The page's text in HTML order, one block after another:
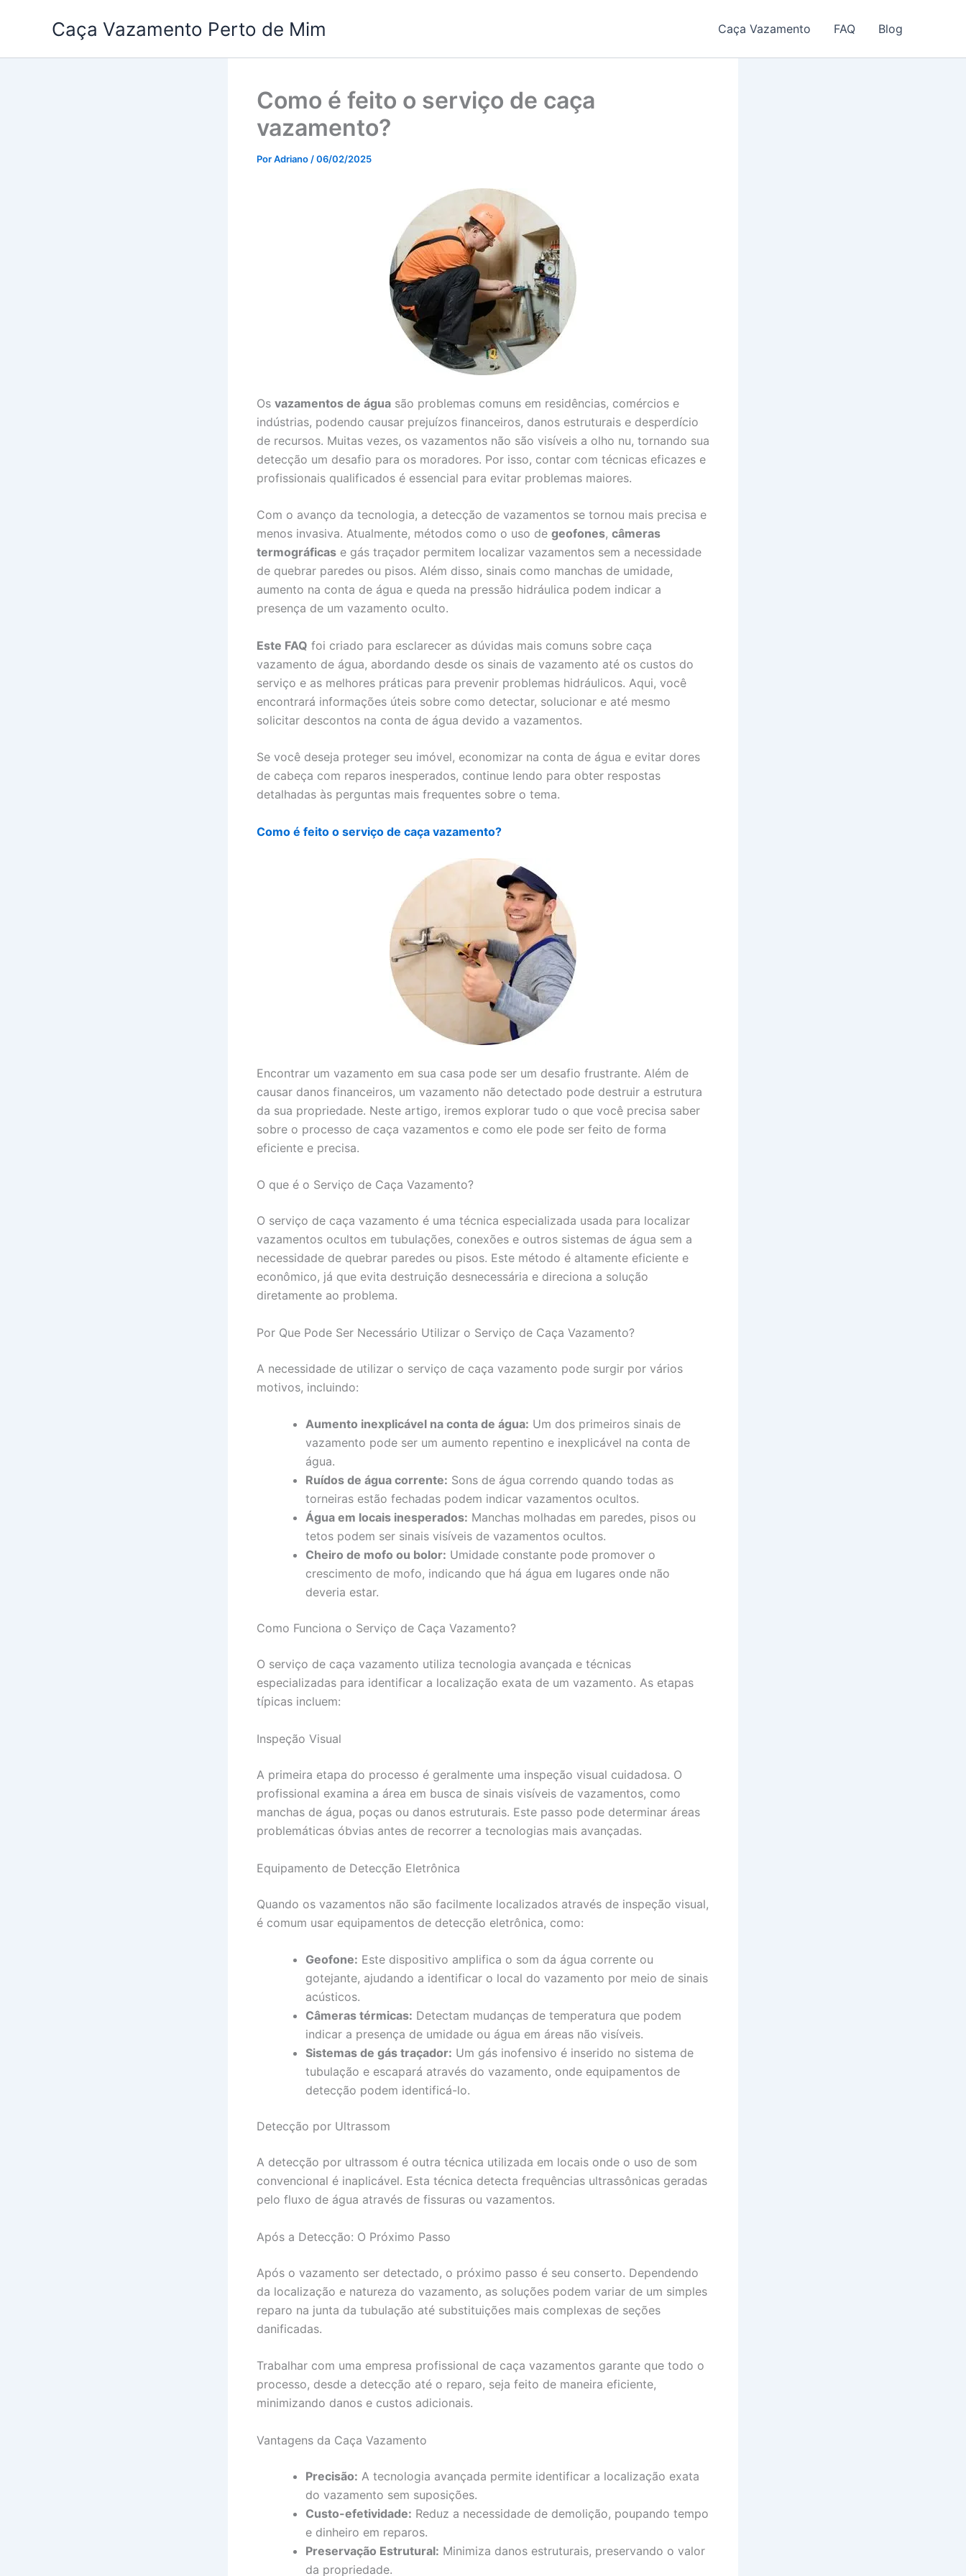
Caça Vazamento Perto de Mim Caça Vazamento FAQ Blog
Como é feito o serviço de caça
vazamento?
PorAdriano /06/02/2025
Os vazamentos de água são problemas comuns em residências, comércios e
indústrias, podendo causar prejuízos financeiros, danos estruturais e desperdício
de recursos. Muitas vezes, os vazamentos não são visíveis a olho nu, tornando sua
detecção um desafio para os moradores. Por isso, contar com técnicas eficazes e
profissionais qualificados é essencial para evitar problemas maiores.
Com o avanço da tecnologia, a detecção de vazamentos se tornou mais precisa e
menos invasiva. Atualmente, métodos como o uso de geofones, câmeras
termográficas e gás traçador permitem localizar vazamentos sem a necessidade
de quebrar paredes ou pisos. Além disso, sinais como manchas de umidade,
aumento na conta de água e queda na pressão hidráulica podem indicar a
presença de um vazamento oculto.
Este FAQ foi criado para esclarecer as dúvidas mais comuns sobre caça
vazamento de água, abordando desde os sinais de vazamento até os custos do
serviço e as melhores práticas para prevenir problemas hidráulicos. Aqui, você
encontrará informações úteis sobre como detectar, solucionar e até mesmo
solicitar descontos na conta de água devido a vazamentos.
Se você deseja proteger seu imóvel, economizar na conta de água e evitar dores
de cabeça com reparos inesperados, continue lendo para obter respostas
detalhadas às perguntas mais frequentes sobre o tema.
Como é feito o serviço de caça vazamento?
Encontrar um vazamento em sua casa pode ser um desafio frustrante. Além de
causar danos financeiros, um vazamento não detectado pode destruir a estrutura
da sua propriedade. Neste artigo, iremos explorar tudo o que você precisa saber
sobre o processo de caça vazamentos e como ele pode ser feito de forma
eficiente e precisa.
O que é o Serviço de Caça Vazamento?
O serviço de caça vazamento é uma técnica especializada usada para localizar
vazamentos ocultos em tubulações, conexões e outros sistemas de água sem a
necessidade de quebrar paredes ou pisos. Este método é altamente eficiente e
econômico, já que evita destruição desnecessária e direciona a solução
diretamente ao problema.
Por Que Pode Ser Necessário Utilizar o Serviço de Caça Vazamento?
A necessidade de utilizar o serviço de caça vazamento pode surgir por vários
motivos, incluindo:
Aumento inexplicável na conta de água: Um dos primeiros sinais de
vazamento pode ser um aumento repentino e inexplicável na conta de
água.
Ruídos de água corrente: Sons de água correndo quando todas as
torneiras estão fechadas podem indicar vazamentos ocultos.
Água em locais inesperados: Manchas molhadas em paredes, pisos ou
tetos podem ser sinais visíveis de vazamentos ocultos.
Cheiro de mofo ou bolor: Umidade constante pode promover o
crescimento de mofo, indicando que há água em lugares onde não
deveria estar.
Como Funciona o Serviço de Caça Vazamento?
O serviço de caça vazamento utiliza tecnologia avançada e técnicas
especializadas para identificar a localização exata de um vazamento. As etapas
típicas incluem:
Inspeção Visual
A primeira etapa do processo é geralmente uma inspeção visual cuidadosa. O
profissional examina a área em busca de sinais visíveis de vazamentos, como
manchas de água, poças ou danos estruturais. Este passo pode determinar áreas
problemáticas óbvias antes de recorrer a tecnologias mais avançadas.
Equipamento de Detecção Eletrônica
Quando os vazamentos não são facilmente localizados através de inspeção visual,
é comum usar equipamentos de detecção eletrônica, como:
Geofone: Este dispositivo amplifica o som da água corrente ou
gotejante, ajudando a identificar o local do vazamento por meio de sinais
acústicos.
Câmeras térmicas: Detectam mudanças de temperatura que podem
indicar a presença de umidade ou água em áreas não visíveis.
Sistemas de gás traçador: Um gás inofensivo é inserido no sistema de
tubulação e escapará através do vazamento, onde equipamentos de
detecção podem identificá-lo.
Detecção por Ultrassom
A detecção por ultrassom é outra técnica utilizada em locais onde o uso de som
convencional é inaplicável. Esta técnica detecta frequências ultrassônicas geradas
pelo fluxo de água através de fissuras ou vazamentos.
Após a Detecção: O Próximo Passo
Após o vazamento ser detectado, o próximo passo é seu conserto. Dependendo
da localização e natureza do vazamento, as soluções podem variar de um simples
reparo na junta da tubulação até substituições mais complexas de seções
danificadas.
Trabalhar com uma empresa profissional de caça vazamentos garante que todo o
processo, desde a detecção até o reparo, seja feito de maneira eficiente,
minimizando danos e custos adicionais.
Vantagens da Caça Vazamento
Precisão: A tecnologia avançada permite identificar a localização exata
do vazamento sem suposições.
Custo-efetividade: Reduz a necessidade de demolição, poupando tempo
e dinheiro em reparos.
Preservação Estrutural: Minimiza danos estruturais, preservando o valor
da propriedade.